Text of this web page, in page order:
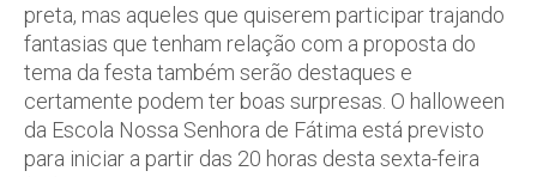
preta, mas aqueles que quiserem participar trajando
fantasias que tenham relação com a proposta do
tema da festa também serão destaques e
certamente podem ter boas surpresas. O halloween
da Escola Nossa Senhora de Fátima está previsto
para iniciar a partir das 20 horas desta sexta-feira